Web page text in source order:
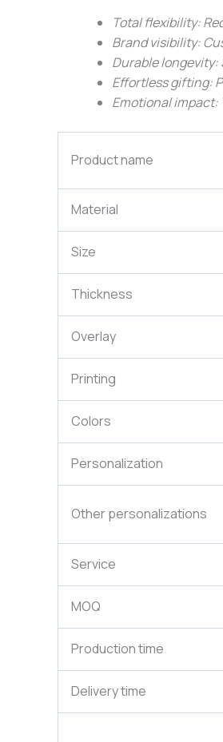
Total flexibility:
Brand visibility:
Durable
Effortless gifting:
Emotional
Product name
Material
Size
Thickness
Overlay
Printing
Colors
Personalization
Other personalizations
Service
MOQ
Production time
Delivery time